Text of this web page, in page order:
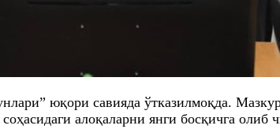
юқори савияда ўтказилмоқда.
алоқаларни янги босқичга олиб